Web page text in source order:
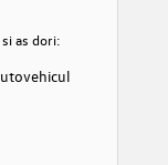
as dori: